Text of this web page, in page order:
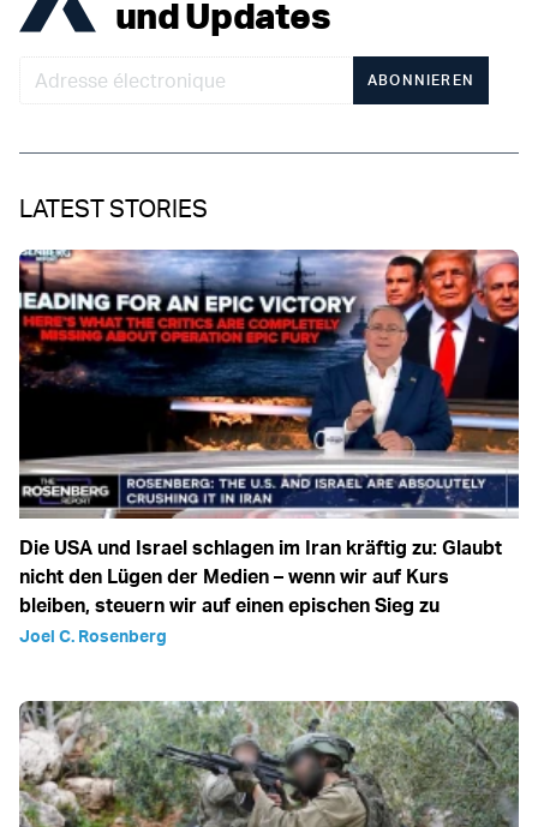
und Updates
ABONNIEREN
LATEST STORIES
Die USA und Israel schlagen im Iran kräftig zu: Glaubt
nicht den Lügen der Medien – wenn wir auf Kurs
bleiben, steuern wir auf einen epischen Sieg zu
Joel C. Rosenberg